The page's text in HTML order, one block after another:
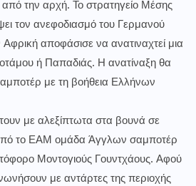
από την αρχή. Το στρατηγείο Μέσης
τον ανεφοδιασμό του Γερμανού
αποφάσισε να ανατιναχτεί μια
ή Παπαδιάς. Η ανατίναξη θα
με τη βοήθεια Ελλήνων
με αλεξίπτωτα στα βουνά σε
το ΕΑΜ ομάδα Άγγλων σαμποτέρ
Μοντογιούς Γουντχάους. Αφού
με αντάρτες της περιοχής